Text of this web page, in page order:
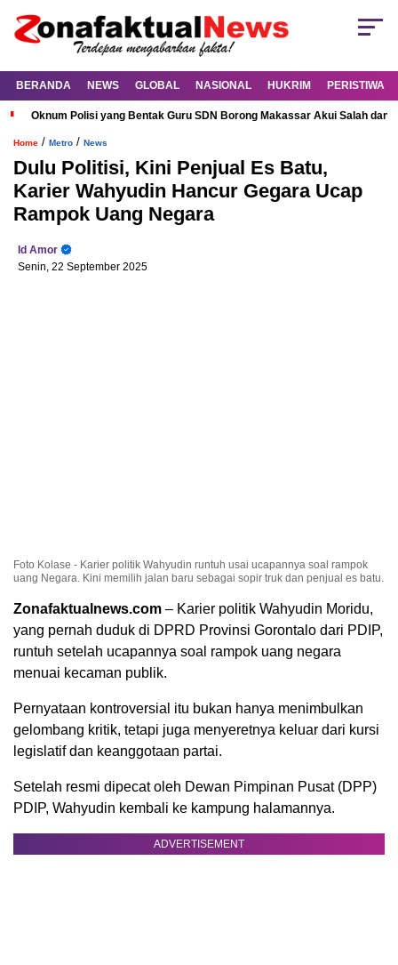
BERANDA NEWS GLOBAL NASIONAL HUKRIM PERISTIWA
Oknum Polisi yang Bentak Guru SDN Borong Makassar Akui Salah dan
Home / Metro / News
Dulu Politisi, Kini Penjual Es Batu,
Karier Wahyudin Hancur Gegara Ucap
Rampok Uang Negara
Id Amor
Senin, 22 September 2025
Foto Kolase - Karier politik Wahyudin runtuh usai ucapannya soal rampok
uang Negara. Kini memilih jalan baru sebagai sopir truk dan penjual es batu.
Zonafaktualnews.com – Karier politik Wahyudin Moridu,
yang pernah duduk di DPRD Provinsi Gorontalo dari PDIP,
runtuh setelah ucapannya soal rampok uang negara
menuai kecaman publik.
Pernyataan kontroversial itu bukan hanya menimbulkan
gelombang kritik, tetapi juga menyeretnya keluar dari kursi
legislatif dan keanggotaan partai.
Setelah resmi dipecat oleh Dewan Pimpinan Pusat (DPP)
PDIP, Wahyudin kembali ke kampung halamannya.
ADVERTISEMENT